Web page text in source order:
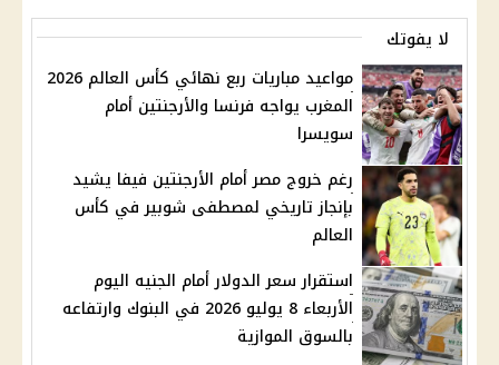
لا يفوتك
مواعيد مباريات ربع نهائي كأس العالم 2026
المغرب يواجه فرنسا والأرجنتين أمام
سويسرا
رغم خروج مصر أمام الأرجنتين فيفا يشيد
بإنجاز تاريخي لمصطفى شوبير في كأس
العالم
استقرار سعر الدولار أمام الجنيه اليوم
الأربعاء 8 يوليو 2026 في البنوك وارتفاعه
بالسوق الموازية